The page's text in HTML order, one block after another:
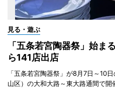
見る・遊ぶ
「五条若宮陶器祭」始
ら141店出店
「五条若宮陶器祭」が8月7日～10
山区）の大和大路～東大路通間で開